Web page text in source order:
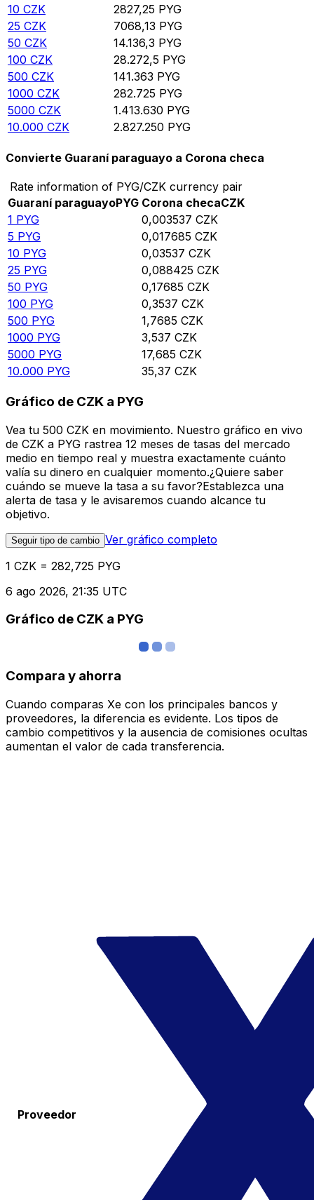
10 CZK 2827,25 PYG
25 CZK 7068,13 PYG
50 CZK 14.136,3 PYG
100 CZK 28.272,5 PYG
500 CZK 141.363 PYG
1000 CZK 282.725 PYG
5000 CZK 1.413.630 PYG
10.000 CZK 2.827.250 PYG
Convierte Guaraní paraguayo a Corona checa
Rate information of PYG/CZK currency pair
Guaraní paraguayoPYG Corona checaCZK
1 PYG 0,003537 CZK
5 PYG 0,017685 CZK
10 PYG 0,03537 CZK
25 PYG 0,088425 CZK
50 PYG 0,17685 CZK
100 PYG 0,3537 CZK
500 PYG 1,7685 CZK
1000 PYG 3,537 CZK
5000 PYG 17,685 CZK
10.000 PYG 35,37 CZK
Gráfico de CZK a PYG
Vea tu 500 CZK en movimiento. Nuestro gráfico en vivo
de CZK a PYG rastrea 12 meses de tasas del mercado
medio en tiempo real y muestra exactamente cuánto
valía su dinero en cualquier momento.¿Quiere saber
cuándo se mueve la tasa a su favor?Establezca una
alerta de tasa y le avisaremos cuando alcance tu
objetivo.
Seguir tipo de cambio Ver gráfico completo
1 CZK = 282,725 PYG
6 ago 2026, 21:35 UTC
Gráfico de CZK a PYG
Compara y ahorra
Cuando comparas Xe con los principales bancos y
proveedores, la diferencia es evidente. Los tipos de
cambio competitivos y la ausencia de comisiones ocultas
aumentan el valor de cada transferencia.
Proveedor